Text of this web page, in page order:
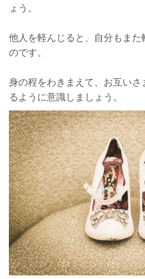
ょう。
他人を軽んじると、自分もま
のです。
身の程をわきまえて、お互い
るように意識しましょう。